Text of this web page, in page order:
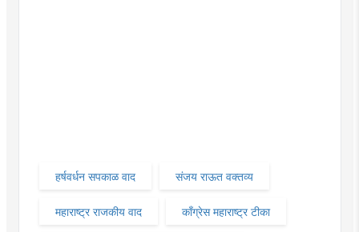
हर्षवर्धन सपकाळ वाद संजय राऊत वक्तव्य
महाराष्ट्र राजकीय वाद काँग्रेस महाराष्ट्र टीका